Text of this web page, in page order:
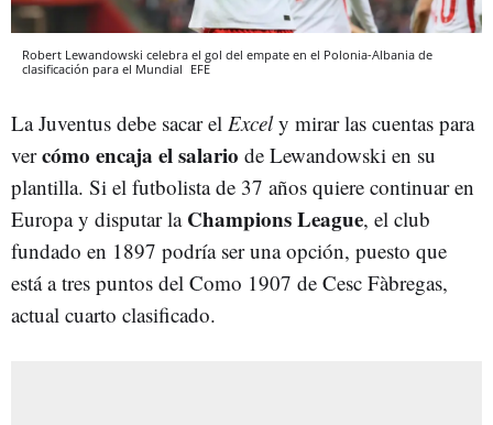
Robert Lewandowski celebra el gol del empate en el Polonia-Albania de
clasificación para el Mundial EFE
La Juventus debe sacar el Excely mirar las cuentas para
vercómo encaja el salario de Lewandowski en su
plantilla. Si el futbolista de 37 años quiere continuar en
Europa y disputar la Champions League, el club
fundado en 1897 podría ser una opción, puesto que
está a tres puntos del Como 1907 de Cesc Fàbregas,
actual cuarto clasificado.